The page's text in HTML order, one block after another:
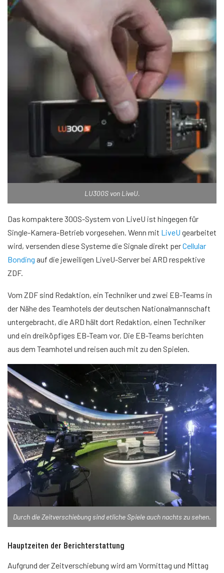
LU300S von LiveU.
Das kompaktere 300S-System von LiveU ist hingegen für
Single-Kamera-Betrieb vorgesehen. Wenn mit LiveU gearbeitet
wird, versenden diese Systeme die Signale direkt perCellular
Bonding auf die jeweiligen LiveU-Server bei ARD respektive
ZDF.
Vom ZDF sind Redaktion, ein Techniker und zwei EB-Teams in
der Nähe des Teamhotels der deutschen Nationalmannschaft
untergebracht, die ARD hält dort Redaktion, einen Techniker
und ein dreiköpfiges EB-Team vor. Die EB-Teams berichten
aus dem Teamhotel und reisen auch mit zu den Spielen.
Durch die Zeitverschiebung sind etliche Spiele auch nachts zu sehen.
Hauptzeiten der Berichterstattung
Aufgrund der Zeitverschiebung wird am Vormittag und Mittag